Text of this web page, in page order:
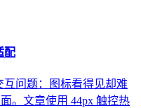
配
互问题：图标看得见却难
。文章使用 44px 触控热